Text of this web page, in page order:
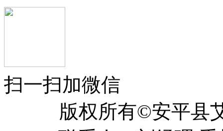
扫一扫加微信
版权所有©安平